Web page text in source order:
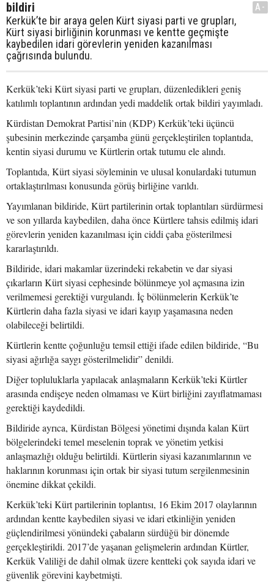
bildiri
Kerkük’te bir araya gelen Kürt siyasi parti ve grupları,
Kürt siyasi birliğinin korunması ve kentte geçmişte
kaybedilen idari görevlerin yeniden kazanılması
çağrısında bulundu.
A-
Kerkük’teki Kürt siyasi parti ve grupları, düzenledikleri geniş
katılımlı toplantının ardından yedi maddelik ortak bildiri yayımladı.
Kürdistan Demokrat Partisi’nin (KDP) Kerkük’teki üçüncü
şubesinin merkezinde çarşamba günü gerçekleştirilen toplantıda,
kentin siyasi durumu ve Kürtlerin ortak tutumu ele alındı.
Toplantıda, Kürt siyasi söyleminin ve ulusal konulardaki tutumun
ortaklaştırılması konusunda görüş birliğine varıldı.
Yayımlanan bildiride, Kürt partilerinin ortak toplantıları sürdürmesi
ve son yıllarda kaybedilen, daha önce Kürtlere tahsis edilmiş idari
görevlerin yeniden kazanılması için ciddi çaba gösterilmesi
kararlaştırıldı.
Bildiride, idari makamlar üzerindeki rekabetin ve dar siyasi
çıkarların Kürt siyasi cephesinde bölünmeye yol açmasına izin
verilmemesi gerektiği vurgulandı. İç bölünmelerin Kerkük’te
Kürtlerin daha fazla siyasi ve idari kayıp yaşamasına neden
olabileceği belirtildi.
Kürtlerin kentte çoğunluğu temsil ettiği ifade edilen bildiride, “Bu
siyasi ağırlığa saygı gösterilmelidir” denildi.
Diğer topluluklarla yapılacak anlaşmaların Kerkük’teki Kürtler
arasında endişeye neden olmaması ve Kürt birliğini zayıflatmaması
gerektiği kaydedildi.
Bildiride ayrıca, Kürdistan Bölgesi yönetimi dışında kalan Kürt
bölgelerindeki temel meselenin toprak ve yönetim yetkisi
anlaşmazlığı olduğu belirtildi. Kürtlerin siyasi kazanımlarının ve
haklarının korunması için ortak bir siyasi tutum sergilenmesinin
önemine dikkat çekildi.
Kerkük’teki Kürt partilerinin toplantısı, 16 Ekim 2017 olaylarının
ardından kentte kaybedilen siyasi ve idari etkinliğin yeniden
güçlendirilmesi yönündeki çabaların sürdüğü bir dönemde
gerçekleştirildi. 2017’de yaşanan gelişmelerin ardından Kürtler,
Kerkük Valiliği de dahil olmak üzere kentteki çok sayıda idari ve
güvenlik görevini kaybetmişti.